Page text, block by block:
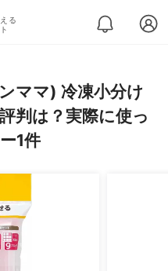
る
ママ) 冷凍小分け
判は？実際に使っ
1件